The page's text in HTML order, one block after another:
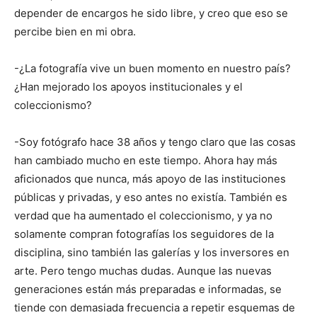
depender de encargos he sido libre, y creo que eso se
percibe bien en mi obra.
-¿La fotografía vive un buen momento en nuestro país?
¿Han mejorado los apoyos institucionales y el
coleccionismo?
-Soy fotógrafo hace 38 años y tengo claro que las cosas
han cambiado mucho en este tiempo. Ahora hay más
aficionados que nunca, más apoyo de las instituciones
públicas y privadas, y eso antes no existía. También es
verdad que ha aumentado el coleccionismo, y ya no
solamente compran fotografías los seguidores de la
disciplina, sino también las galerías y los inversores en
arte. Pero tengo muchas dudas. Aunque las nuevas
generaciones están más preparadas e informadas, se
tiende con demasiada frecuencia a repetir esquemas de